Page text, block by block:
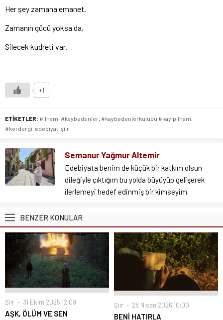
Her şey zamana emanet.
Zamanın gücü yoksa da,
Silecek kudreti var.
+1
ETİKETLER: #ilham #kaybedenler #kaybedenlerkulübü #kayıpilham
#kordergi edebiyat şiir
Semanur Yağmur Altemir
Edebiyata benim de küçük bir katkım olsun
dileğiyle çıktığım bu yolda büyüyüp gelişerek
ilerlemeyi hedef edinmiş bir kimseyim.
BENZER KONULAR
Şiir 31 Ekim 2025 12:09
AŞK, ÖLÜM VE SEN
Şiir 28 Nisan 2026 10:00
BENİ HATIRLA